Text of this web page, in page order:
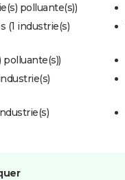
polluante(s))
(1 industrie(s)
polluante(s))